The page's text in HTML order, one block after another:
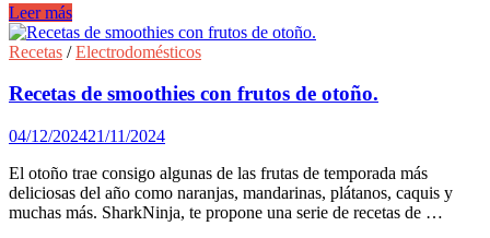
Menú
navideño
sin
Leer más
Recetas /Electrodomésticos
Recetas de smoothies con frutos de otoño.
04/12/202421/11/2024
El otoño trae consigo algunas de las frutas de temporada más
deliciosas del año como naranjas, mandarinas, plátanos, caquis y
muchas más. SharkNinja, te propone una serie de recetas de …